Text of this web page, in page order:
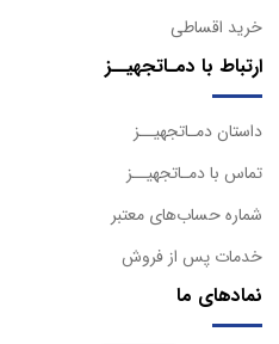
خرید اقساطی
ارتباط با دمـاتجهیــز
داستان دمـاتجهیــز
تماس با دمـاتجهیــز
شماره حساب‌های معتبر
خدمات پس از فروش
نمادهای ما